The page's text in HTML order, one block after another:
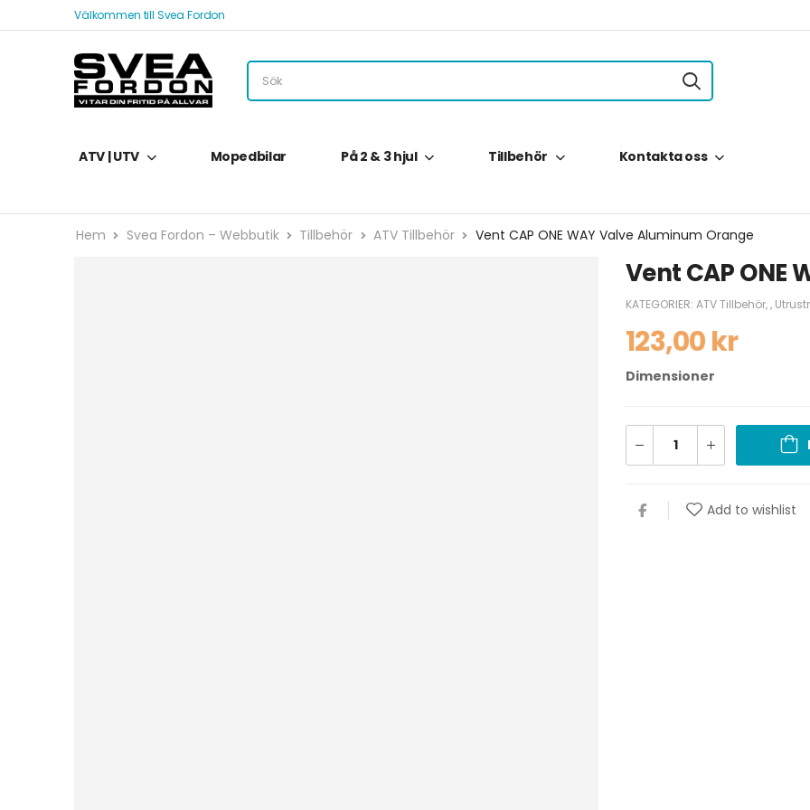
Välkommen till Svea Fordon
ATV | UTV Mopedbilar På 2 & 3 hjul Tillbehör Kontakta oss
Hem Svea Fordon – Webbutik Tillbehör ATV Tillbehör Vent CAP ONE WAY Valve Aluminum Orange
Vent CAP ONE
KATEGORIER: ATV Tillbehör,,
123,00kr
Dimensioner
Add to wishlist